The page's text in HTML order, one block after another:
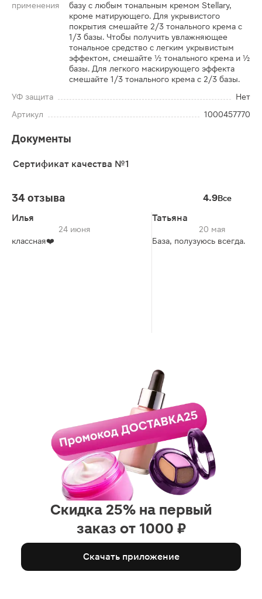
применения
базу с любым тональным кремом Stellary,
кроме матирующего. Для укрывистого
покрытия смешайте 2/3 тонального крема с
1/3 базы. Чтобы получить увлажняющее
тональное средство с легким укрывистым
эффектом, смешайте 1⁄2 тонального крема и 1⁄2
базы. Для легкого маскирующего эффекта
смешайте 1/3 тонального крема с 2/3 базы.
УФ защита
Нет
Артикул
1000457770
Документы
Сертификат качества №1
34 отзыва 4.9Все
Илья
24 июня
классная❤️
Татьяна
20 мая
База, полузуюсь всегда.
Скидка 25% на первый
заказ от 1000 ₽
Скачать приложение